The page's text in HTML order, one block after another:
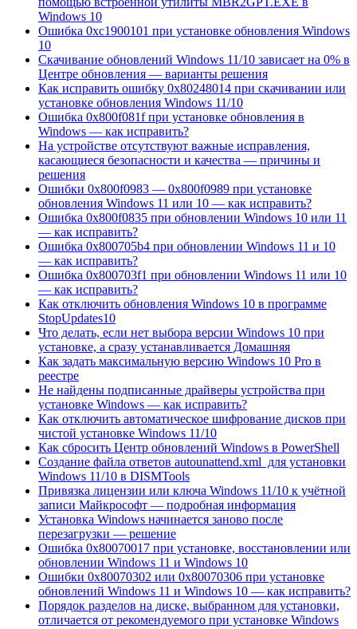
Windows 10
Ошибка 0xc1900101 при установке обновления Windows
10
Скачивание обновлений Windows 11/10 зависает на 0% в
Центре обновления — варианты решения
Как исправить ошибку 0x80248014 при скачивании или
установке обновления Windows 11/10
Ошибка 0x800f081f при установке обновления в
Windows — как исправить?
На устройстве отсутствуют важные исправления,
касающиеся безопасности и качества — причины и
решения
Ошибки 0x800f0983 — 0x800f0989 при установке
обновления Windows 11 или 10 — как исправить?
Ошибка 0x800f0835 при обновлении Windows 10 или 11
— как исправить?
Ошибка 0x800705b4 при обновлении Windows 11 и 10
— как исправить?
Ошибка 0x800703f1 при обновлении Windows 11 или 10
— как исправить?
Как отключить обновления Windows 10 в программе
StopUpdates10
Что делать, если нет выбора версии Windows 10 при
установке, а сразу устанавливается Домашняя
Как задать максимальную версию Windows 10 Pro в
реестре
Не найдены подписанные драйверы устройства при
установке Windows — как исправить?
Как отключить автоматическое шифрование дисков при
чистой установке Windows 11/10
Как сбросить Центр обновлений Windows в PowerShell
Создание файла ответов autounattend.xml для установки
Windows 11/10 в DISMTools
Привязка лицензии или ключа Windows 11/10 к учётной
записи Майкрософт — подробная информация
Установка Windows начинается заново после
перезагрузки — решение
Ошибка 0x80070017 при установке, восстановлении или
обновлении Windows 11 и Windows 10
Ошибки 0x80070302 или 0x80070306 при установке
обновлений Windows 11 и Windows 10 — как исправить?
Порядок разделов на диске, выбранном для установки,
отличается от рекомендуемого при установке Windows